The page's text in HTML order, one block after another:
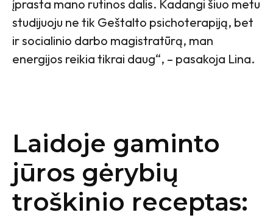
įprasta mano rutinos dalis. Kadangi šiuo metu
studijuoju ne tik Geštalto psichoterapiją, bet
ir socialinio darbo magistratūrą, man
energijos reikia tikrai daug“, – pasakoja Lina.
Laidoje gaminto
jūros gėrybių
troškinio receptas: